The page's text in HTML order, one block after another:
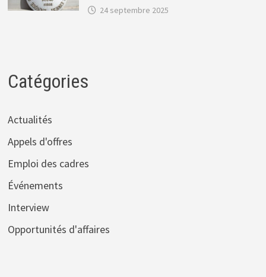
24 septembre 2025
Catégories
Actualités
Appels d'offres
Emploi des cadres
Événements
Interview
Opportunités d'affaires